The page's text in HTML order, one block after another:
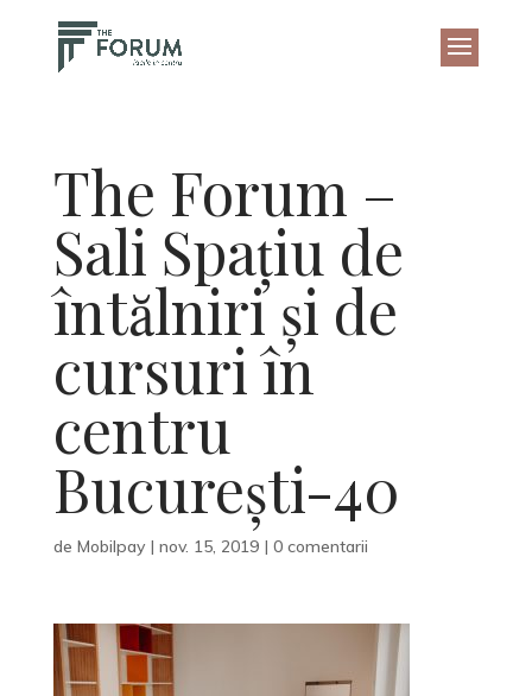
The Forum –
Sali Spațiu de
întălniri și de
cursuri în
centru
București-40
de Mobilpay| nov. 15, 2019| 0 comentarii